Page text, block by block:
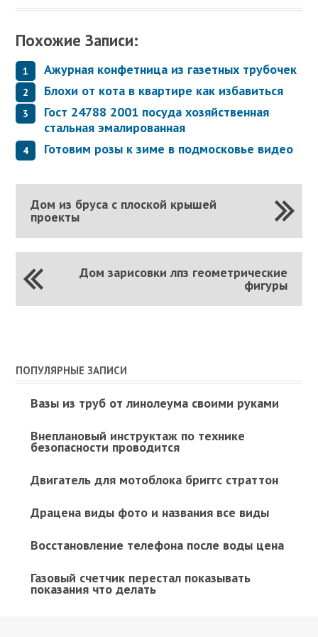
Похожие Записи:
Ажурная конфетница из газетных трубочек
Блохи от кота в квартире как избавиться
Гост 24788 2001 посуда хозяйственная
стальная эмалированная
Готовим розы к зиме в подмосковье видео
Дом из бруса с плоской крышей
проекты
Дом зарисовки лпз геометрические
фигуры
ПОПУЛЯРНЫЕ ЗАПИСИ
Вазы из труб от линолеума своими руками
Внеплановый инструктаж по технике
безопасности проводится
Двигатель для мотоблока бриггс страттон
Драцена виды фото и названия все виды
Восстановление телефона после воды цена
Газовый счетчик перестал показывать
показания что делать